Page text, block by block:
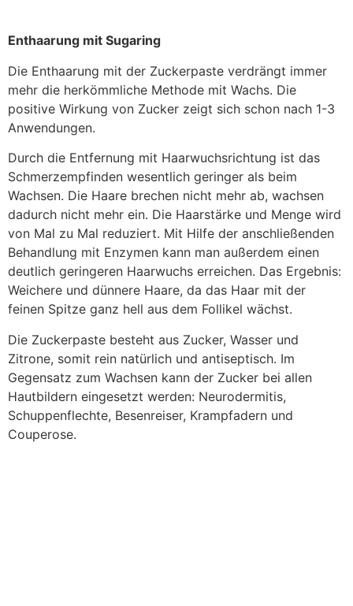
Enthaarung mit Sugaring
Die Enthaarung mit der Zuckerpaste verdrängt immer
mehr die herkömmliche Methode mit Wachs. Die
positive Wirkung von Zucker zeigt sich schon nach 1-3
Anwendungen.
Durch die Entfernung mit Haarwuchsrichtung ist das
Schmerzempfinden wesentlich geringer als beim
Wachsen. Die Haare brechen nicht mehr ab, wachsen
dadurch nicht mehr ein. Die Haarstärke und Menge wird
von Mal zu Mal reduziert. Mit Hilfe der anschließenden
Behandlung mit Enzymen kann man außerdem einen
deutlich geringeren Haarwuchs erreichen. Das Ergebnis:
Weichere und dünnere Haare, da das Haar mit der
feinen Spitze ganz hell aus dem Follikel wächst.
Die Zuckerpaste besteht aus Zucker, Wasser und
Zitrone, somit rein natürlich und antiseptisch. Im
Gegensatz zum Wachsen kann der Zucker bei allen
Hautbildern eingesetzt werden: Neurodermitis,
Schuppenflechte, Besenreiser, Krampfadern und
Couperose.